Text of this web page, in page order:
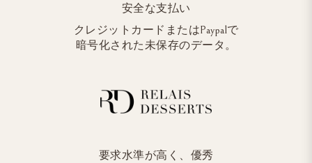
安全な支払い
クレジットカードまたはPaypalで
暗号化された未保存のデータ。
要求水準が高く、優秀